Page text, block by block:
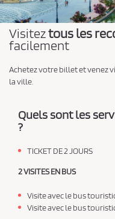
Visiteztous les
facilement
Achetez votre billet et venez
la ville.
Quels sont les
?
TICKET DE 2 JOURS
2 VISITES EN BUS
Visite avec le bus
Visite avec le bus